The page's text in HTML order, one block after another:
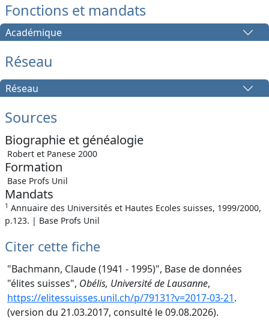
Fonctions et mandats
Académique
Réseau
Réseau
Sources
Biographie et généalogie
Robert et Panese 2000
Formation
Base Profs Unil
Mandats
1 Annuaire des Universités et Hautes Ecoles suisses, 1999/2000,
p.123. | Base Profs Unil
Citer cette fiche
"Bachmann, Claude (1941 - 1995)", Base de données
"élites suisses", Obélis, Université de Lausanne,
https://elitessuisses.unil.ch/p/79131?v=2017-03-21.
(version du 21.03.2017, consulté le 09.08.2026).